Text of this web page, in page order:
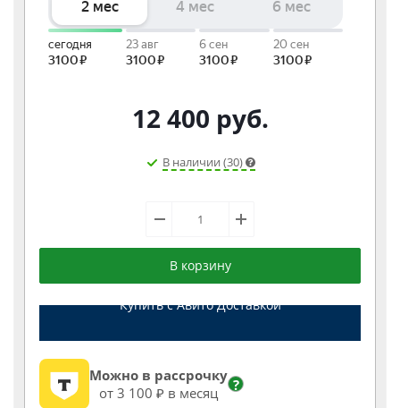
12 400 руб.
В наличии (30)
В корзину
Купить с Авито Доставкой
Можно в рассрочку
от 3 100 ₽ в месяц
?